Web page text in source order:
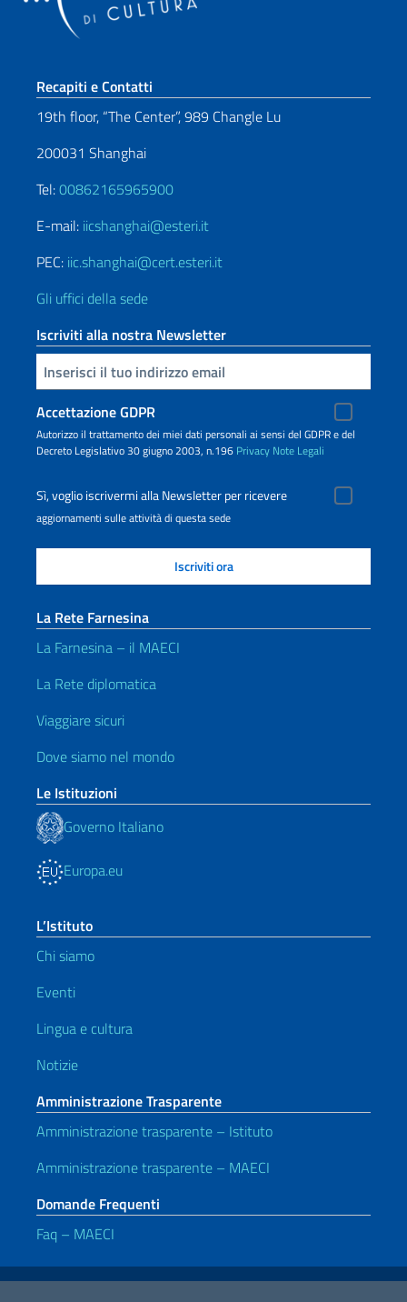
Sezione footer
Recapiti e Contatti
19th floor, “The Center”, 989 Changle Lu
200031 Shanghai
Tel:00862165965900
E-mail: iicshanghai@esteri.it
PEC: iic.shanghai@cert.esteri.it
Gli uffici della sede
Iscriviti alla nostra Newsletter
Inserisci la tua email
Accettazione GDPR
Autorizzo il trattamento dei miei dati personali ai sensi del GDPR e del
Decreto Legislativo 30 giugno 2003, n.196 Privacy Note Legali
Sì, voglio iscrivermi alla Newsletter per ricevere
aggiornamenti sulle attività di questa sede
La Rete Farnesina
La Farnesina – il MAECI
La Rete diplomatica
Viaggiare sicuri
Dove siamo nel mondo
Le Istituzioni
Governo Italiano
Europa.eu
L’Istituto
Chi siamo
Eventi
Lingua e cultura
Notizie
Amministrazione Trasparente
Amministrazione trasparente – Istituto
Amministrazione trasparente – MAECI
Domande Frequenti
Faq – MAECI
Link Utili